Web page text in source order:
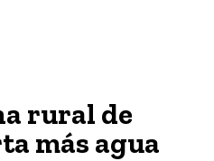
rural de
más agua